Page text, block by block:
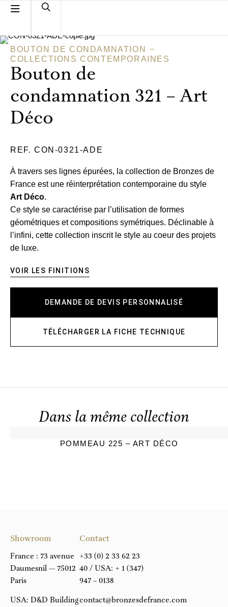
BOUTON DE CONDAMNATION
COLLECTIONS CONTEMPORAINES
Bouton de
condamnation 321 – Art
Déco
REF. CON-0321-ADE
À travers ses lignes épurées, la collection de Bronzes de
France est une réinterprétation contemporaine du style
Art Déco.
Ce style se caractérise par l’utilisation de formes
géométriques et compositions symétriques. Déclinable à
l’infini, cette collection inscrit le style au coeur des projets
de luxe.
VOIR LES FINITIONS
DEMANDE DE DEVIS PERSONNALISÉ
TÉLÉCHARGER LA FICHE TECHNIQUE
Dans la même collection
POMMEAU 225 – ART DÉCO
Showroom
France : 73 avenue
Daumesnil — 75012
Paris
USA: D&D Building
Contact
+33 (0) 2 33 62 23
40 / USA: + 1 (347)
947 – 0138
contact@bronzesdefrance.com